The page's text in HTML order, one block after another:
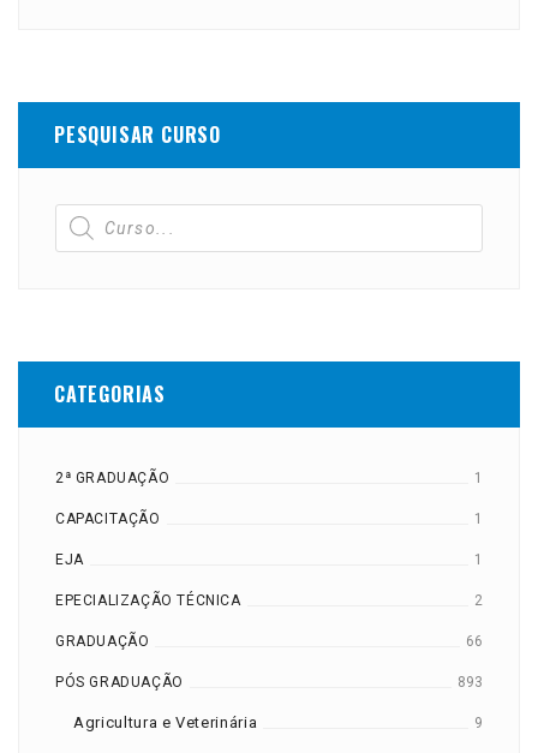
PESQUISAR CURSO
CATEGORIAS
2ª GRADUAÇÃO 1
CAPACITAÇÃO 1
EJA 1
EPECIALIZAÇÃO TÉCNICA 2
GRADUAÇÃO 66
PÓS GRADUAÇÃO 893
Agricultura e Veterinária 9